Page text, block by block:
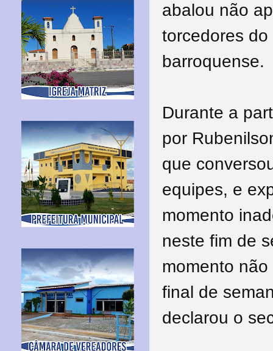
abalou não
torcedores
barroquense.
Durante a
por
que
equipes, e
momento
neste fim de
momento
final de
declarou o